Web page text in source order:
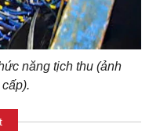
năng tịch thu (ảnh